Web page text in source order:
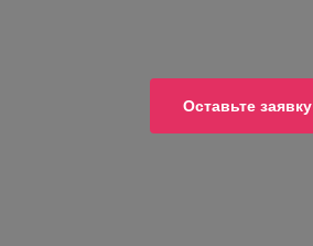
Оставьте заявку